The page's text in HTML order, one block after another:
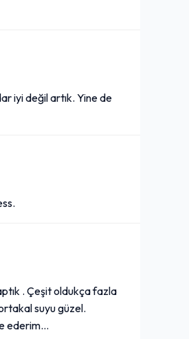
iyi değil artık. Yine de
. Çeşit oldukça fazla
suyu güzel.
ederim...